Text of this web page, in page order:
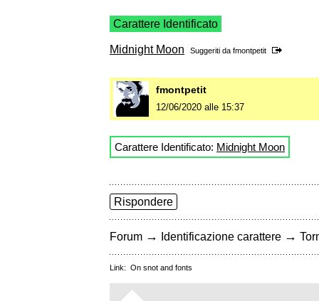
Carattere Identificato
Midnight Moon Suggeriti da fmontpetit
fmontpetit
12/06/2020 alle 15:37
Carattere Identificato: Midnight Moon
Rispondere
Forum → Identificazione carattere →
Link: On snot and fonts